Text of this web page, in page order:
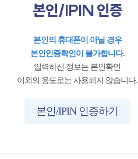
본인/IPIN 인증
본인의 휴대폰이 아닐 경우
본인인증확인이 불가합니다.
입력하신 정보는 본인확인
이외의 용도로는 사용되지 않습니다.
본인/IPIN 인증하기